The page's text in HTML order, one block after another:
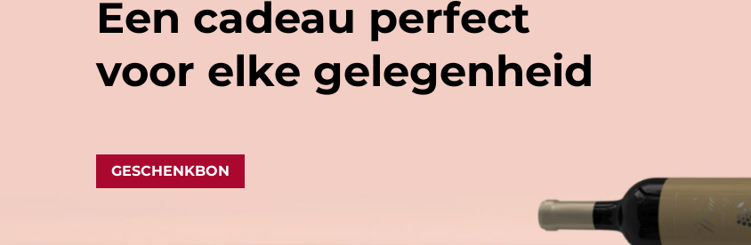
Een cadeau perfect
voor elke gelegenheid
GESCHENKBON